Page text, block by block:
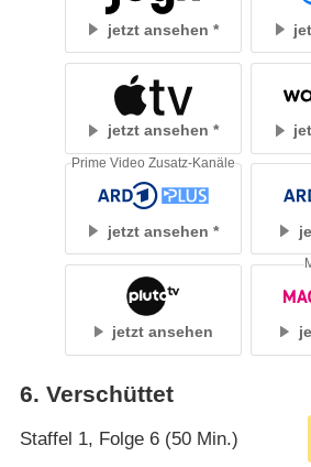
jetzt ansehen
jetzt ansehen
jetzt ansehen
Prime Video Zusatz-Kanäle
jetzt ansehen
6. Verschüttet
Staffel 1, Folge 6 (50 Min.)